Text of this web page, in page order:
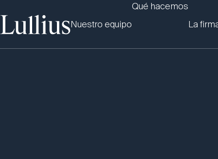
Nuestro equipo
Qué hacemos
La